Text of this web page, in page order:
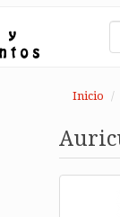
Inicio